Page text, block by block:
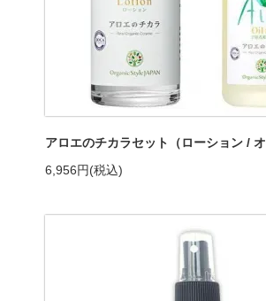
アロエのチカラセット（ローション / オ
6,956円(税込)